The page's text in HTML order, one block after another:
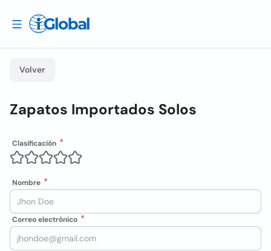
Volver
Zapatos Importados Solos
Clasificación
Nombre
Correo electrónico